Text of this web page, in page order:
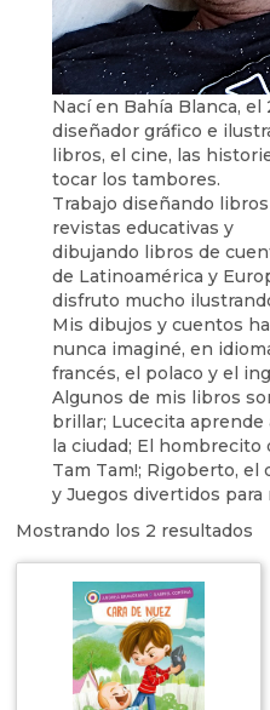
Nací en Bahía Blanca, el
diseñador gráfico e
libros, el cine, las
tocar los tambores.
Trabajo diseñando
revistas educativas y
dibujando libros de
de Latinoamérica y
disfruto mucho
Mis dibujos y cuentos
nunca imaginé, en
francés, el polaco y el
Algunos de mis libros
brillar; Lucecita aprende
la ciudad; El hombrecito
Tam Tam!; Rigoberto, el
y Juegos divertidos para
Mostrando los 2 resultados